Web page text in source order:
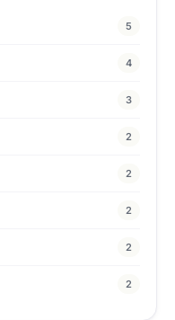
5
4
3
2
2
2
2
2